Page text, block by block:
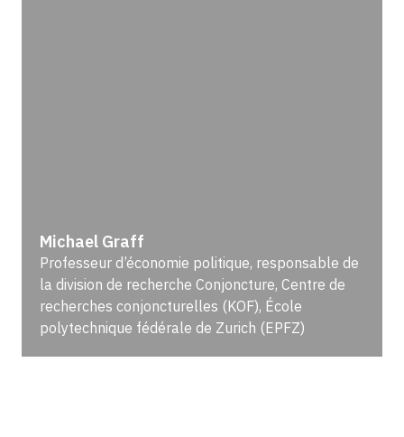
Michael Graff
Professeur d’économie politique, responsable de
la division de recherche Conjoncture, Centre de
recherches conjoncturelles (KOF), École
polytechnique fédérale de Zurich (EPFZ)